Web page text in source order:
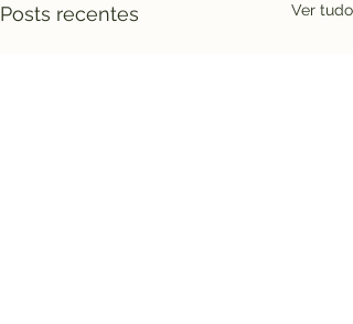
Posts recentes Ver tudo